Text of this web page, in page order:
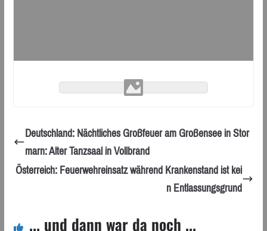
Deutschland: Nächtliches Großfeuer am Großensee in Stor
marn: Alter Tanzsaal in Vollbrand
Österreich: Feuerwehreinsatz während Krankenstand ist kei
n Entlassungsgrund
... und dann war da noch ...